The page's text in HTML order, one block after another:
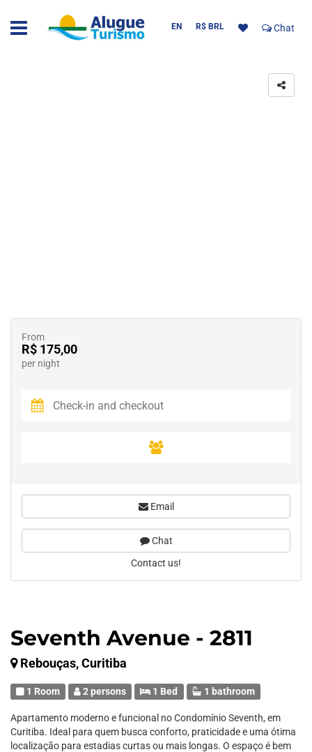
EN R$ BRL Chat
Seventh Avenue - 2811
Rebouças, Curitiba
1 Room 2 persons 1 Bed 1 bathroom
Apartamento moderno e funcional no Condomínio Seventh, em
Curitiba. Ideal para quem busca conforto, praticidade e uma ótima
localização para estadias curtas ou mais longas. O espaço é bem
From
R$ 175,00
per night
Email
Chat
Contact us!